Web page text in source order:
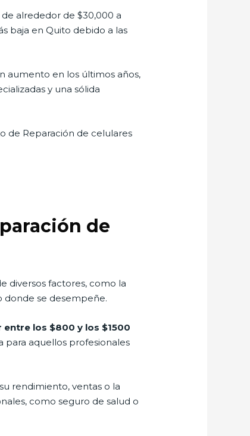
alrededor de $30,000 a
baja en Quito debido a las
aumento en los últimos años,
y una sólida
de Reparación de celulares
de
diversos factores, como la
donde se desempeñe.
los $800 y los $1500
para aquellos profesionales
rendimiento, ventas o la
como seguro de salud o